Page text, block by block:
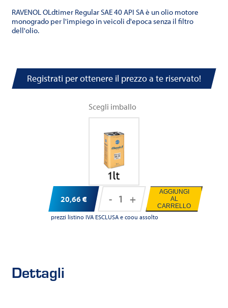
RAVENOL OLdtimer Regular SAE 40 API SA è un olio motore
monogrado per l'impiego in veicoli d'epoca senza il filtro
dell'olio.
Registrati per ottenere il prezzo a te riservato!
Scegli imballo
20,66 €
prezzi listino IVA ESCLUSA e coou assolto
-
RAVENOL
OLdtimer
+
AGGIUNGI
AL
CARRELLO
Dettagli